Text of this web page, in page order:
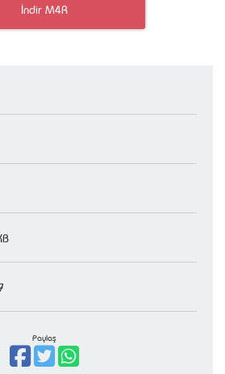
İndir M4R
Paylaş